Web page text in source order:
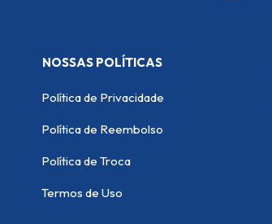
NOSSAS POLÍTICAS
Política de Privacidade
Política de Reembolso
Política de Troca
Termos de Uso